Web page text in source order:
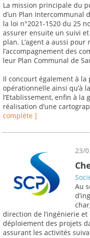
La mission principale du
d’un Plan Intercommunal
la loi n°2021-1520 du 25
assurer ensuite un suivi
plan. L’agent a aussi
l’accompagnement des
leur Plan Communal de
Il concourt également à
opérationnelle ainsi qu’à
l’Etablissement, enfin à la
réalisation d’une
complète ]
23/
Au
direction de l’ingénierie
déploiement des projets
assurant les activités